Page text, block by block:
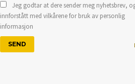
Jeg godtar at dere sender meg nyhetsbrev,
innforstått med vilkårene for bruk av personlig
informasjon